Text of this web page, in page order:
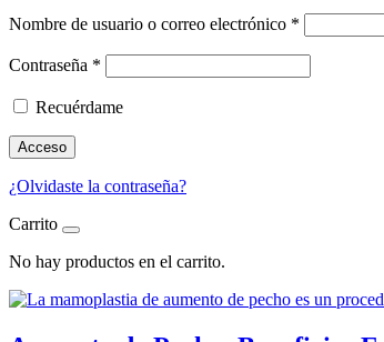
Nombre de usuario o correo electrónico *
Contraseña *
Recuérdame
Acceso
¿Olvidaste la contraseña?
Carrito
No hay productos en el carrito.